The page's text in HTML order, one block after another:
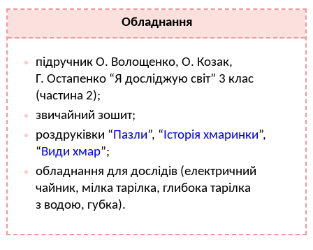
Обладнання
підручник О. Волощенко, О. Козак,
Г. Остапенко “Я досліджую світ” 3 клас
(частина 2);
звичайний зошит;
роздруківки “ Пазли”, “ Історія хмаринки”,
“ Види хмар”;
обладнання для дослідів (електричний
чайник, мілка тарілка, глибока тарілка
з водою, губка).